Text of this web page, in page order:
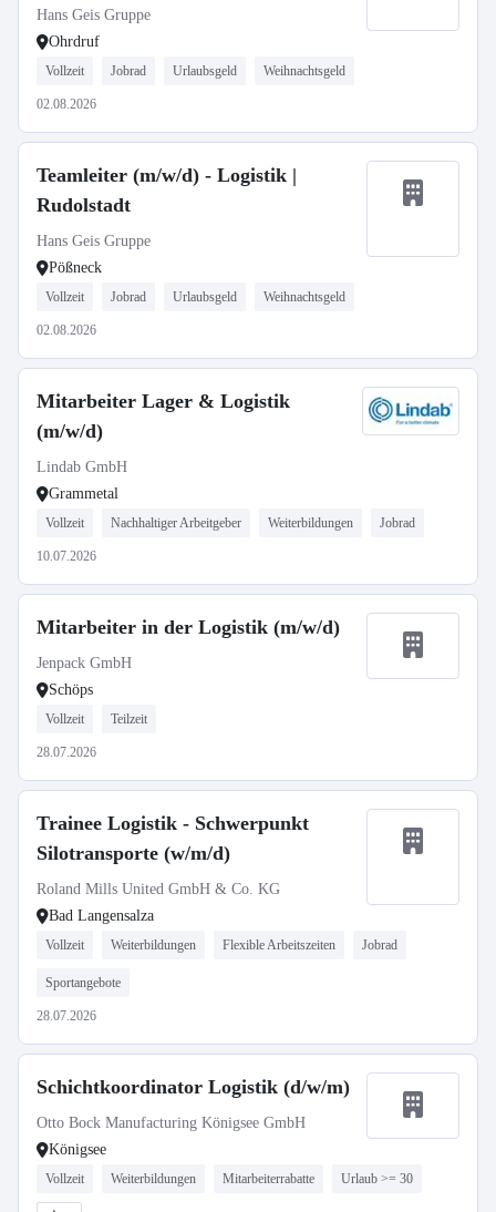
Hans Geis Gruppe
Ohrdruf
Vollzeit Jobrad Urlaubsgeld Weihnachtsgeld
02.08.2026
Teamleiter (m/w/d) - Logistik |
Rudolstadt
Hans Geis Gruppe
Pößneck
Vollzeit Jobrad Urlaubsgeld Weihnachtsgeld
02.08.2026
Mitarbeiter Lager & Logistik
(m/w/d)
Lindab GmbH
Grammetal
Vollzeit Nachhaltiger Arbeitgeber Weiterbildungen Jobrad
10.07.2026
Mitarbeiter in der Logistik (m/w/d)
Jenpack GmbH
Schöps
Vollzeit Teilzeit
28.07.2026
Trainee Logistik - Schwerpunkt
Silotransporte (w/m/d)
Roland Mills United GmbH & Co. KG
Bad Langensalza
Vollzeit Weiterbildungen Flexible Arbeitszeiten Jobrad
Sportangebote
28.07.2026
Schichtkoordinator Logistik (d/w/m)
Otto Bock Manufacturing Königsee GmbH
Königsee
Vollzeit Weiterbildungen Mitarbeiterrabatte Urlaub >= 30